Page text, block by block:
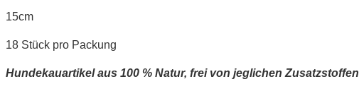
15cm
18 Stück pro Packung
Hundekauartikel aus 100 % Natur, frei von jeglichen Zusatzstoffen